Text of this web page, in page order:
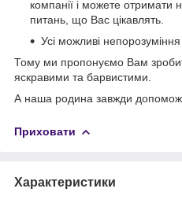
компанії і можете отримати
питань, що Вас цікавлять.
Усі можливі
Тому ми пропонуємо Вам
яскравими та барвистими.
А наша родина завжди
Приховати
Характеристики